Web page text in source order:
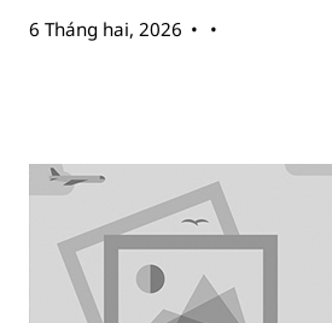
6 Tháng hai, 2026